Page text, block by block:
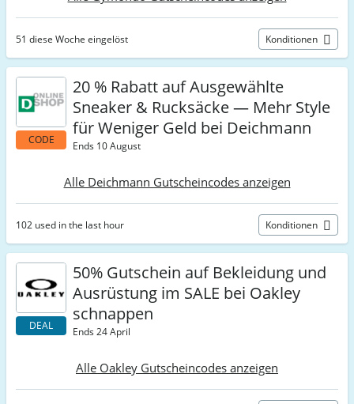
51 diese Woche eingelöst Konditionen
CODE
20 % Rabatt auf Ausgewählte
Sneaker & Rucksäcke — Mehr Style
für Weniger Geld bei Deichmann
Ends 10 August
Alle Deichmann Gutscheincodes anzeigen
102 used in the last hour Konditionen
DEAL
50% Gutschein auf Bekleidung und
Ausrüstung im SALE bei Oakley
schnappen
Ends 24 April
Alle Oakley Gutscheincodes anzeigen